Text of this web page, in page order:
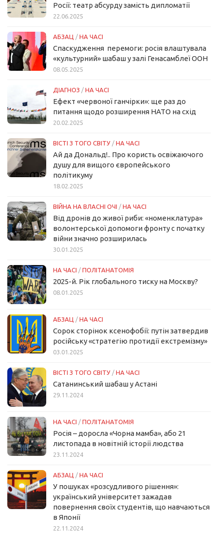
Росії: театр абсурду замість дипломатії
22.06.2025
АБЗАЦ / НА ЧАСІ
Спаскудження перемоги: росія влаштувала
«культурний» шабаш у залі Генасамблеї ООН
08.05.2025
ДІАГНОЗ / НА ЧАСІ
Ефект «червоної ганчірки»: ще раз до
питання щодо розширення НАТО на схід
20.02.2025
ВІСТІ З ТОГО СВІТУ / НА ЧАСІ
Ай да Дональд!.. Про користь освіжаючого
душу для вищого європейського
політикуму
18.02.2025
ВІЙНА НА ВЛАСНІ ОЧІ / НА ЧАСІ
Від дронів до живої риби: «номенклатура»
волонтерської допомоги фронту с початку
війни значно розширилась
30.01.2025
НА ЧАСІ / ПОЛІТАНАТОМІЯ
2025-й. Рік глобального тиску на Москву?
08.01.2025
АБЗАЦ / НА ЧАСІ
Сорок сторінок ксенофобії: путін затвердив
російську «стратегію протидії екстремізму»
03.01.2025
ВІСТІ З ТОГО СВІТУ / НА ЧАСІ
Сатанинський шабаш у Астані
29.11.2024
НА ЧАСІ / ПОЛІТАНАТОМІЯ
Росія – доросла «Чорна мамба», або 21
листопада в новітній історії людства
23.11.2024
АБЗАЦ / НА ЧАСІ
У пошуках «розсудливого рішення»:
український університет зажадав
повернення своїх студентів, що навчаються
в Японії
22.11.2024